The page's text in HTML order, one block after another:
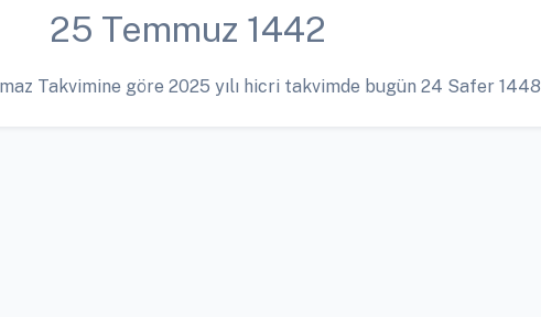
25 Temmuz 1442
Takvimine göre 2025 yılı hicri takvimde bugün 24 Safer 1448